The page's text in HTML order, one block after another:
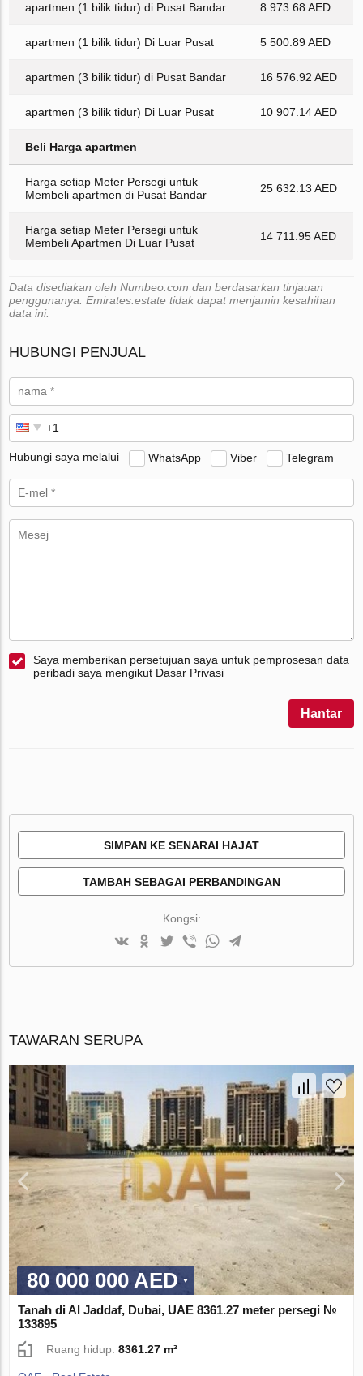
apartmen (1 bilik tidur) di Pusat Bandar 8 973.68 AED
apartmen (1 bilik tidur) Di Luar Pusat 5 500.89 AED
apartmen (3 bilik tidur) di Pusat Bandar 16 576.92 AED
apartmen (3 bilik tidur) Di Luar Pusat 10 907.14 AED
Beli Harga apartmen
Harga setiap Meter Persegi untuk
Membeli apartmen di Pusat Bandar
25 632.13 AED
Harga setiap Meter Persegi untuk
Membeli Apartmen Di Luar Pusat
14 711.95 AED
Data disediakan oleh Numbeo.com dan berdasarkan tinjauan
penggunanya. Emirates.estate tidak dapat menjamin kesahihan
data ini.
HUBUNGI PENJUAL
Hubungi saya melalui WhatsApp Viber Telegram
Saya memberikan persetujuan saya untuk pemprosesan data
peribadi saya mengikut Dasar Privasi
Hantar
SIMPAN KE SENARAI HAJAT
TAMBAH SEBAGAI PERBANDINGAN
Kongsi:
TAWARAN SERUPA
80 000 000 AED
Tanah di Al Jaddaf, Dubai, UAE 8361.27 meter persegi №
133895
Ruang hidup:8361.27 m²